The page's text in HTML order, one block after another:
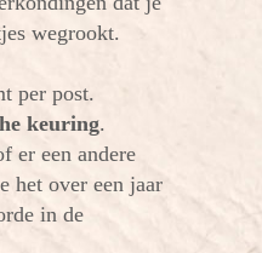
wegrookt.
per post.
keuring.
er een andere
het over een jaar
in de